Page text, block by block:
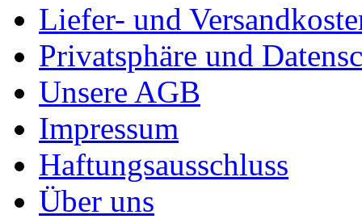
Liefer- und
Privatsphäre und
Unsere AGB
Impressum
Haftungsausschluss
Über uns